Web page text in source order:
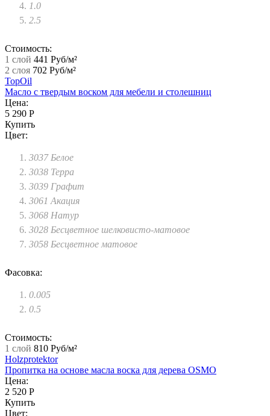
1.0
2.5
Стоимость:
1 слой 441 Руб/м²
2 слоя 702 Руб/м²
TopOil
Масло с твердым воском для мебели и столешниц
Цена:
5 290 Р
Купить
Цвет:
3037 Белое
3038 Терра
3039 Графит
3061 Акация
3068 Натур
3028 Бесцветное шелковисто-матовое
3058 Бесцветное матовое
Фасовка:
0.005
0.5
Стоимость:
1 слой 810 Руб/м²
Holzprotektor
Пропитка на основе масла воска для дерева OSMO
Цена:
2 520 Р
Купить
Цвет: